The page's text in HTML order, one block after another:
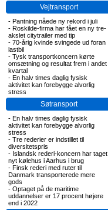
Vejtransport
- Pantning nåede ny rekord i juli
- Roskilde-firma har fået en ny tre-
akslet citytrailer med tip
- 70-årig kvinde svingede ud foran
lastbil
- Tysk transportkoncern kørte
omsætning og resultat frem i andet
kvartal
- En halv times daglig fysisk
aktivitet kan forebygge alvorlig
stress
Søtransport
- En halv times daglig fysisk
aktivitet kan forebygge alvorlig
stress
- Tre rederier er indstillet til
diversitetspris
- Islandsk rederi-koncern har taget
nyt kølehus i Aarhus i brug
- Finsk rederi med ruter til
Danmark transporterede mere
gods
- Optaget på de maritime
uddannelser er 17 procent højere
end i 2022